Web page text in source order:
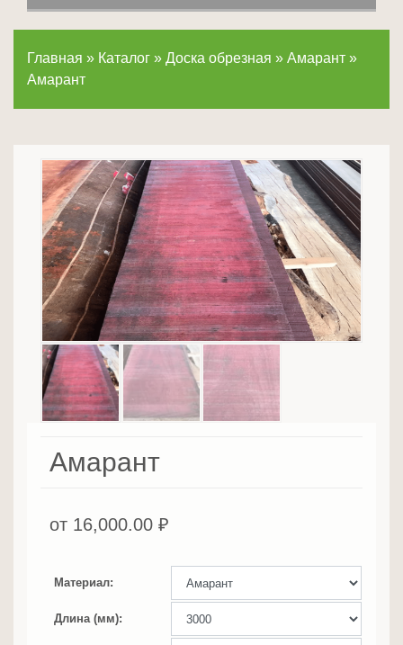
Главная » Каталог » Доска обрезная » Амарант »
Амарант
Амарант
от 16,000.00 ₽
Материал
Длина (мм)